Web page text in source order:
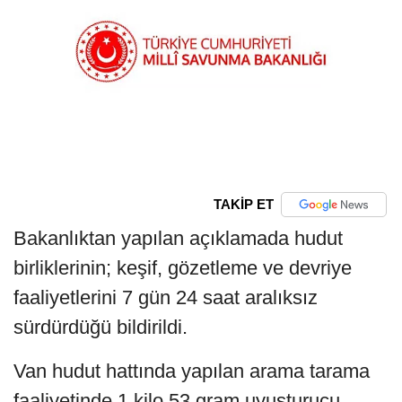
TAKİP ET
Bakanlıktan yapılan açıklamada hudut
birliklerinin; keşif, gözetleme ve devriye
faaliyetlerini 7 gün 24 saat aralıksız
sürdürdüğü bildirildi.
Van hudut hattında yapılan arama tarama